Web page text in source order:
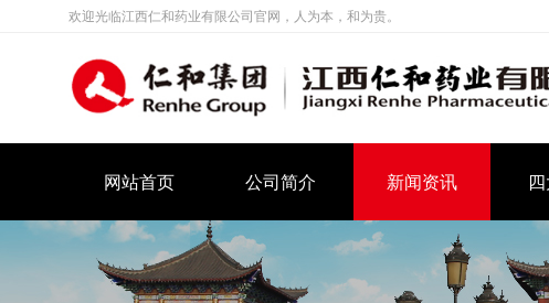
欢迎光临江西仁和药业有限公司官网，人为本，和为贵。
网站首页 公司简介 新闻资讯